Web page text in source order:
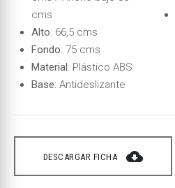
cms
Alto: 66,5 cms
Fondo: 75 cms
Material: Plástico ABS
Base: Antideslizante
DESCARGAR FICHA cloud_download